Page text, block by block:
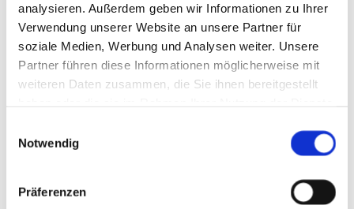
analysieren. Außerdem geben wir Informationen zu Ihrer
Verwendung unserer Website an unsere Partner für
soziale Medien, Werbung und Analysen weiter. Unsere
Partner führen diese Informationen möglicherweise mit
weiteren Daten zusammen, die Sie ihnen bereitgestellt
Notwendig
Präferenzen
Das wahrscheinlich ungooglebarste Tool der
Welt ist Teil von util-linux und damit so Core,
wie es eigentlich nur geht. Alles, alles, alles
was jetzt in diesen Terminalprompt
das perfekte Tool für einen persönlichen
sicher zu gehen, dass man in den eigenen
Notizen nichts vergisst.